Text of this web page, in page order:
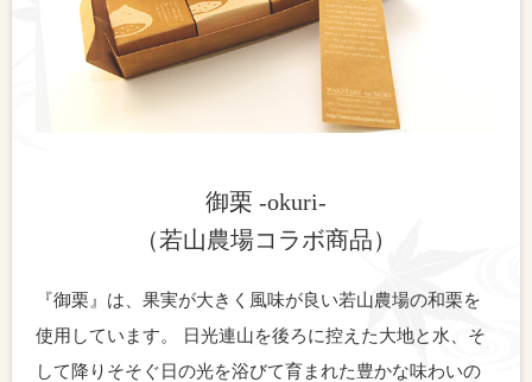
御栗 -okuri-
（若山農場コラボ商品）
『御栗』は、果実が大きく風味が良い若山農場の和栗を
使用しています。
日光連山を後ろに控えた大地と水、そ
して降りそそぐ日の光を浴びて育まれた豊かな味わいの